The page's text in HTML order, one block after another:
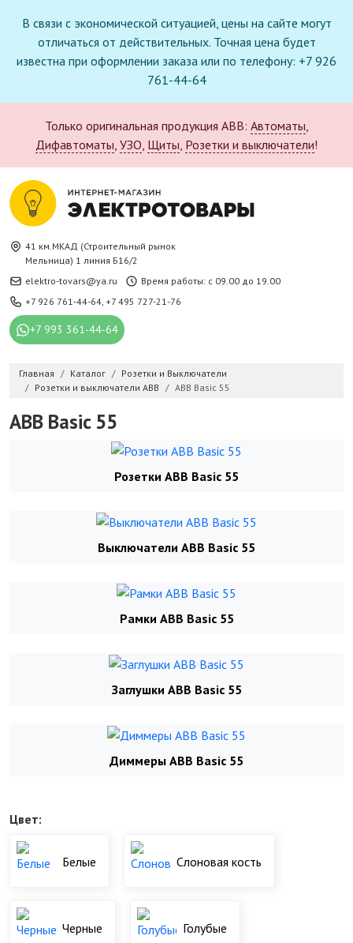
В связи с экономической ситуацией, цены на сайте могут
отличаться от действительных. Точная цена будет
известна при оформлении заказа или по телефону: +7 926
761-44-64
Только оригинальная продукция ABB: Автоматы,
Дифавтоматы, УЗО, Щиты, Розетки и выключатели!
41 км.МКАД (Строительный рынок
Мельница) 1 линия Б16/2
elektro-tovars@ya.ru
Время работы: с 09.00 до 19.00
+7 926 761-44-64, +7 495 727-21-76
+7 993 361-44-64
Главная Каталог
Розетки и Выключатели
Розетки и выключатели ABB
ABB Basic 55
ABB Basic 55
Розетки ABB Basic 55
Выключатели ABB Basic 55
Рамки ABB Basic 55
Заглушки ABB Basic 55
Диммеры ABB Basic 55
Цвет:
Белые Слоновая кость
Черные Голубые